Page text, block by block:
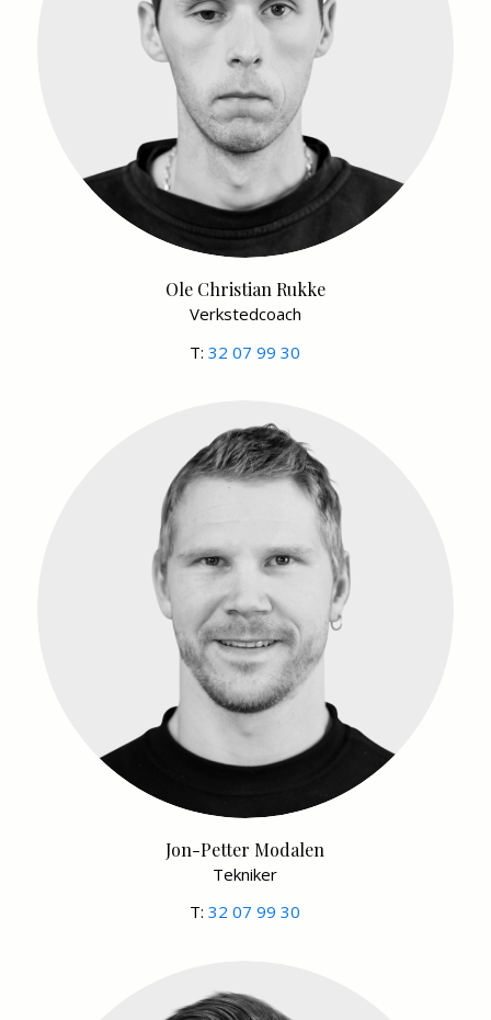
Ole Christian Rukke
Verkstedcoach
T:32 07 99 30
Jon-Petter Modalen
Tekniker
T:32 07 99 30